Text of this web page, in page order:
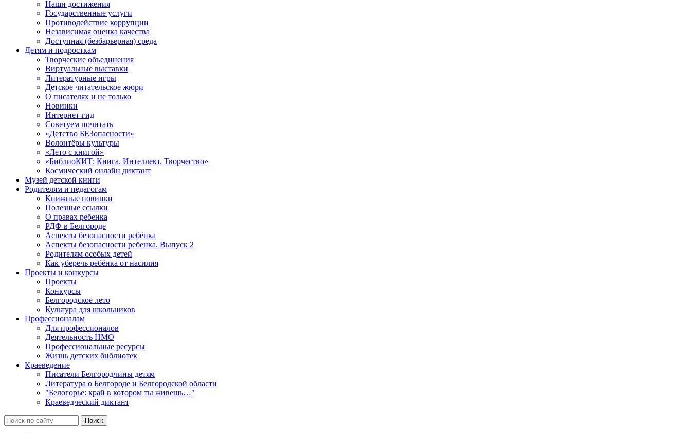
Наши достижения
Государственные услуги
Противодействие коррупции
Независимая оценка качества
Доступная (безбарьерная) среда
Детям и подросткам
Творческие объединения
Виртуальные выставки
Литературные игры
Детское читательское жюри
О писателях и не только
Новинки
Интернет-гид
Советуем почитать
«Детство БЕЗопасности»
Волонтёры культуры
«Лето с книгой»
«БиблиоКИТ: Книга. Интеллект. Творчество»
Космический онлайн диктант
Музей детской книги
Родителям и педагогам
Книжные новинки
Полезные ссылки
О правах ребенка
РДФ в Белгороде
Аспекты безопасности ребёнка
Аспекты безопасности ребенка. Выпуск 2
Родителям особых детей
Как уберечь ребёнка от насилия
Проекты и конкурсы
Проекты
Конкурсы
Белгородское лето
Культура для школьников
Профессионалам
Для профессионалов
Деятельность НМО
Профессиональные ресурсы
Жизнь детских библиотек
Краеведение
Писатели Белгородчины детям
Литература о Белгороде и Белгородской области
"Белогорье: край в котором ты живешь…"
Краеведческий диктант